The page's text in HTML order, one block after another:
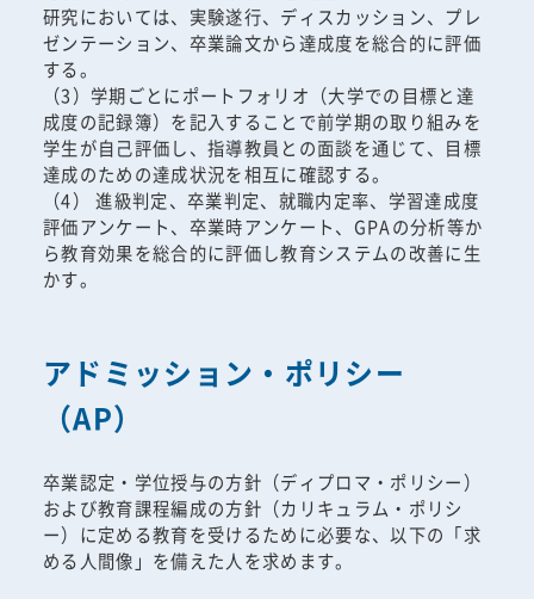
研究においては、実験遂行、ディスカッション、プレ
ゼンテーション、卒業論文から達成度を総合的に評価
する。
（3）学期ごとにポートフォリオ（大学での目標と達
成度の記録簿）を記入することで前学期の取り組みを
学生が自己評価し、指導教員との面談を通じて、目標
達成のための達成状況を相互に確認する。
（4） 進級判定、卒業判定、就職内定率、学習達成度
評価アンケート、卒業時アンケート、GPAの分析等か
ら教育効果を総合的に評価し教育システムの改善に生
かす。
アドミッション・ポリシー
（AP）
卒業認定・学位授与の方針（ディプロマ・ポリシー）
および教育課程編成の方針（カリキュラム・ポリシ
ー）に定める教育を受けるために必要な、以下の「求
める人間像」を備えた人を求めます。